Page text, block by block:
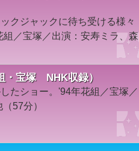
クジャックに待ち受ける様々
／宝塚／出演：安寿ミラ、森
・宝塚 NHK収録）
たショー。'94年花組／宝塚／
57分）